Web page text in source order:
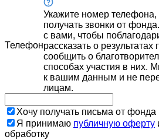
Телефон
Укажите номер
получать звонки от
с вами, чтобы
рассказать о
сообщить о
способах участия в них.
к вашим данным и не
лицам.
Хочу получать письма от фонда
Я принимаю публичную оферту
обработку